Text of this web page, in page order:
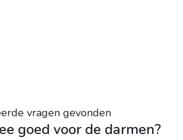
vragen gevonden
goed voor de darmen?